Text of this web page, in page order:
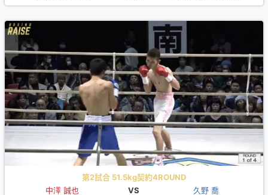
第2試合 51.5kg契約4ROUND
中澤 誠也
VS
久野 喬